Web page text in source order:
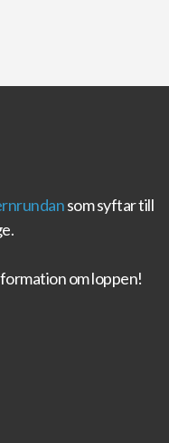
som syftar till
om loppen!